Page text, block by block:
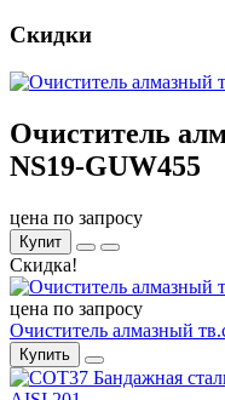
Скидки
Очиститель
NS19-GUW455
цена по запросу
Купит
Скидка!
цена по запросу
Очиститель алмазный
Купить